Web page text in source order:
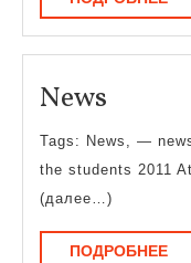
News
Tags: News, —
the students 2011
(далее…)
ПОДРОБНЕЕ